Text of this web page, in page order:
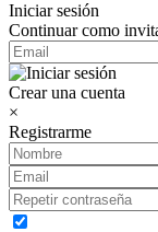
Iniciar sesión
Continuar como
Crear una cuenta
×
Registrarme